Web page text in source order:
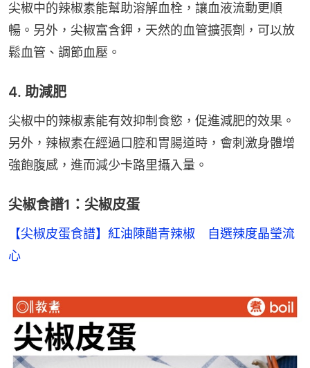
尖椒中的辣椒素能幫助溶解血栓，讓血液流動更順
暢。另外，尖椒富含鉀，天然的血管擴張劑，可以放
鬆血管、調節血壓。
4. 助減肥
尖椒中的辣椒素能有效抑制食慾，促進減肥的效果。
另外，辣椒素在經過口腔和胃腸道時，會刺激身體增
強飽腹感，進而減少卡路里攝入量。
尖椒食譜1：尖椒皮蛋
【尖椒皮蛋食譜】紅油陳醋青辣椒　自選辣度晶瑩流
心